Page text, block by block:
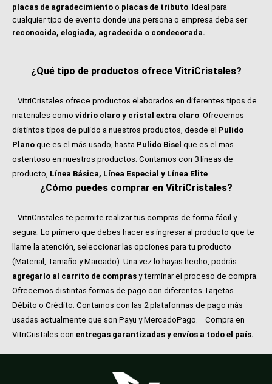
placas de agradecimiento o placas de tributo. Ideal para
cualquier tipo de evento donde una persona o empresa deba ser
reconocida, elogiada, agradecida o condecorada.
¿Qué tipo de productos ofrece VitriCristales?
VitriCristales ofrece productos elaborados en diferentes tipos de
materiales como vidrio claro y cristal extra claro. Ofrecemos
distintos tipos de pulido a nuestros productos, desde el Pulido
Plano que es el más usado, hasta Pulido Bisel que es el mas
ostentoso en nuestros productos. Contamos con 3 líneas de
producto, Línea Básica, Línea Especial y Línea Elite.
¿Cómo puedes comprar en VitriCristales?
VitriCristales te permite realizar tus compras de forma fácil y
segura. Lo primero que debes hacer es ingresar al producto que te
llame la atención, seleccionar las opciones para tu producto
(Material, Tamaño y Marcado). Una vez lo hayas hecho, podrás
agregarlo al carrito de compras y terminar el proceso de compra.
Ofrecemos distintas formas de pago con diferentes Tarjetas
Débito o Crédito. Contamos con las 2 plataformas de pago más
usadas actualmente que son Payu y MercadoPago.
Compra en
VitriCristales con entregas garantizadas y envíos a todo el país.